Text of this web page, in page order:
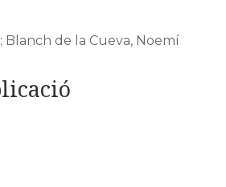
Blanch de la Cueva, Noemí